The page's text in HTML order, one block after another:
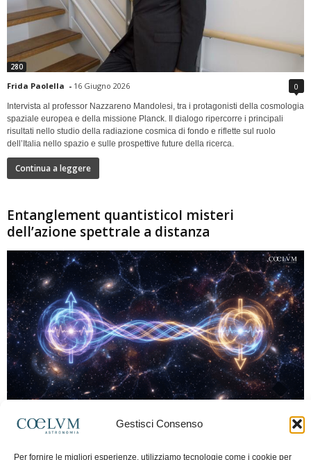
Gestisci Consenso
Per fornire le migliori esperienze, utilizziamo tecnologie come i cookie per
280
Frida Paolella - 16 Giugno 2026 0
Intervista al professor Nazzareno Mandolesi, tra i protagonisti della cosmologia
spaziale europea e della missione Planck. Il dialogo ripercorre i principali
risultati nello studio della radiazione cosmica di fondo e riflette sul ruolo
dell’Italia nello spazio e sulle prospettive future della ricerca.
Continua a leggere
Entanglement quantisticoI misteri
dell’azione spettrale a distanza
Marco Lorrai - 15 Giugno 2026 0
moderna: due particelle possono mostrare correlazioni che sembrano ignorare